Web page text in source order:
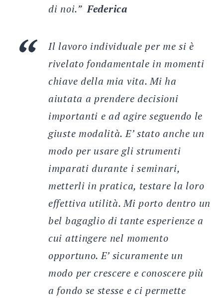
di noi.”Federica
Il lavoro individuale per me si è
rivelato fondamentale in momenti
chiave della mia vita. Mi ha
aiutata a prendere decisioni
importanti e ad agire seguendo le
giuste modalità. E’ stato anche un
modo per usare gli strumenti
imparati durante i seminari,
metterli in pratica, testare la loro
effettiva utilità. Mi porto dentro un
bel bagaglio di tante esperienze a
cui attingere nel momento
opportuno. E’ sicuramente un
modo per crescere e conoscere più
a fondo se stesse e ci permette